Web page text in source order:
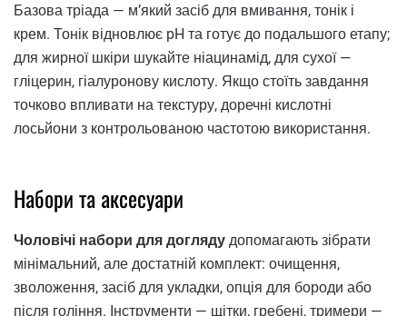
Базова тріада — м’який засіб для вмивання, тонік і
крем. Тонік відновлює pH та готує до подальшого етапу;
для жирної шкіри шукайте ніацинамід, для сухої —
гліцерин, гіалуронову кислоту. Якщо стоїть завдання
точково впливати на текстуру, доречні кислотні
лосьйони з контрольованою частотою використання.
Набори та аксесуари
Чоловічі набори для догляду допомагають зібрати
мінімальний, але достатній комплект: очищення,
зволоження, засіб для укладки, опція для бороди або
після гоління. Інструменти — щітки, гребені, тримери —